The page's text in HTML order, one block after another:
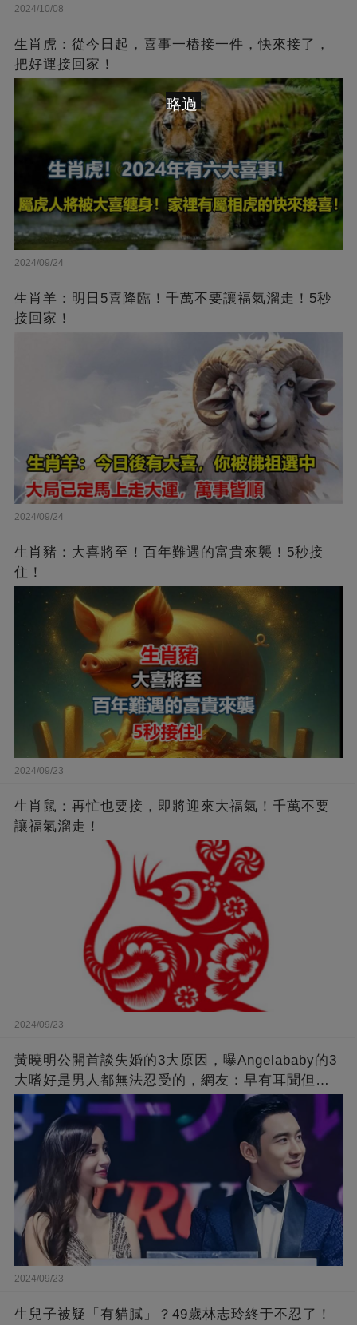
2024/10/08
生肖虎：從今日起，喜事一樁接一件，快來接了，
把好運接回家！
2024/09/24
生肖羊：明日5喜降臨！千萬不要讓福氣溜走！5秒
接回家！
2024/09/24
生肖豬：大喜將至！百年難遇的富貴來襲！5秒接
住！
2024/09/23
生肖鼠：再忙也要接，即將迎來大福氣！千萬不要
讓福氣溜走！
2024/09/23
黃曉明公開首談失婚的3大原因，曝Angelababy的3
大嗜好是男人都無法忍受的，網友：早有耳聞但想
不到那麼嚴重！
2024/09/23
生兒子被疑「有貓膩」？49歲林志玲終于不忍了！
略過